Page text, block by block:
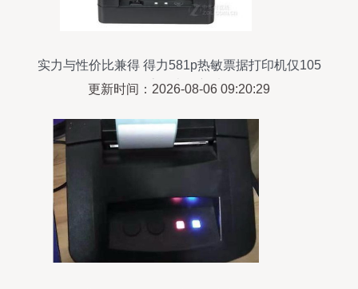
实力与性价比兼得 得力581p热敏票据打印机仅105
元，桌面办公新选择
更新时间：2026-08-06 09:20:29